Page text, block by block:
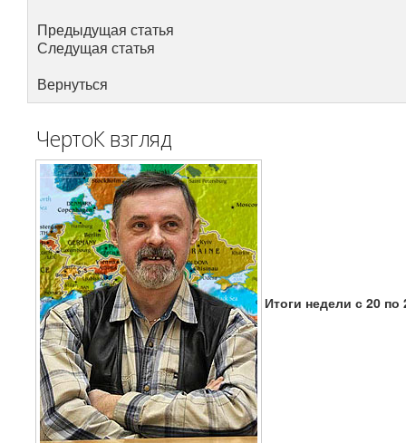
Предыдущая статья
Следущая статья
Вернуться
ЧертоК взгляд
Итоги недели с 20 по